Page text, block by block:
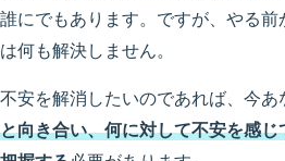
誰にでもあります。ですが、やる前
は何も解決しません。
不安を解消したいのであれば、今あ
と向き合い、何に対して不安を感